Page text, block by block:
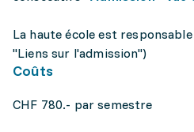
La haute école est
"Liens sur l'admission")
Coûts
CHF 780.- par semestre